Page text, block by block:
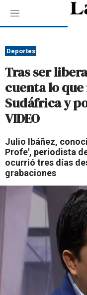
M
e
ú
Deportes
Tras ser
cuenta lo
Sudáfrica y
VIDEO
Julio Ibáñez,
Profe', periodista
ocurrió tres días
grabaciones